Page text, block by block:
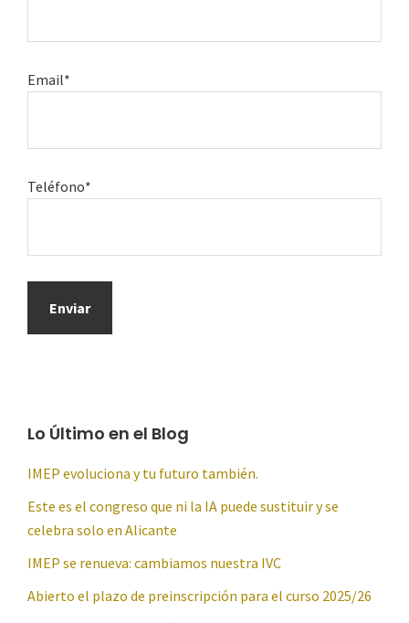
Email*
Teléfono*
Lo Último en el Blog
IMEP evoluciona y tu futuro también.
Este es el congreso que ni la IA puede sustituir y se
celebra solo en Alicante
IMEP se renueva: cambiamos nuestra IVC
Abierto el plazo de preinscripción para el curso 2025/26